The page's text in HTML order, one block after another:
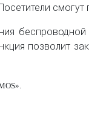
позволит
».